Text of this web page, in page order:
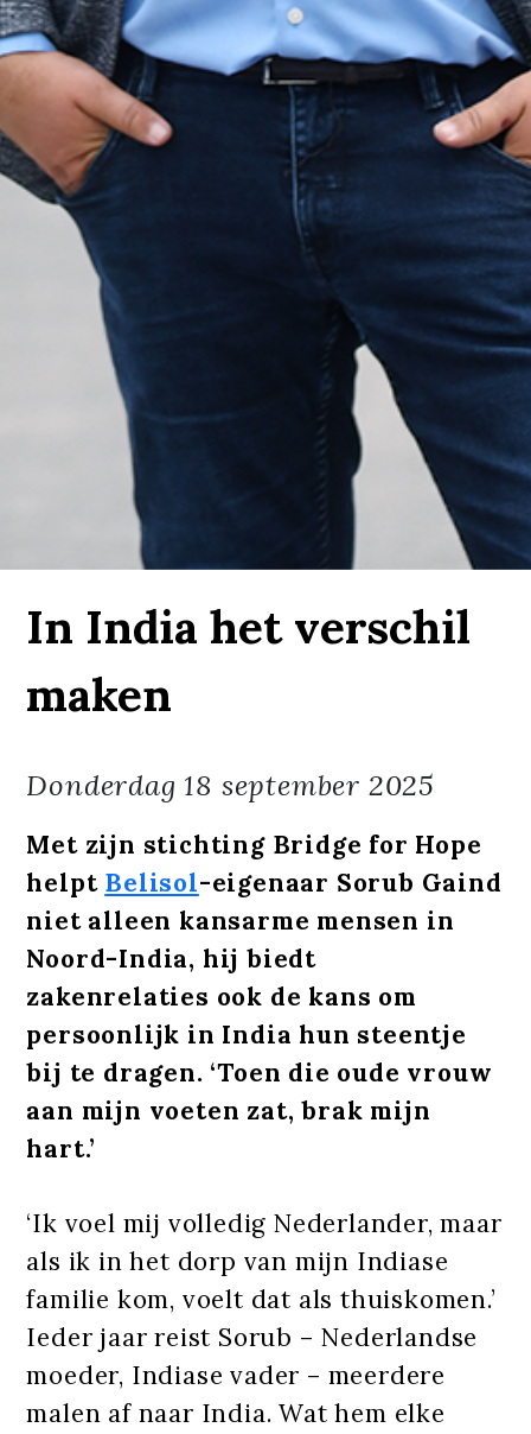
In India het verschil
maken
Donderdag 18 september 2025
Met zijn stichting Bridge for Hope
helpt Belisol-eigenaar Sorub Gaind
niet alleen kansarme mensen in
Noord-India, hij biedt
zakenrelaties ook de kans om
persoonlijk in India hun steentje
bij te dragen. ‘Toen die oude vrouw
aan mijn voeten zat, brak mijn
hart.’
‘Ik voel mij volledig Nederlander, maar
als ik in het dorp van mijn Indiase
familie kom, voelt dat als thuiskomen.’
Ieder jaar reist Sorub – Nederlandse
moeder, Indiase vader – meerdere
malen af naar India. Wat hem elke